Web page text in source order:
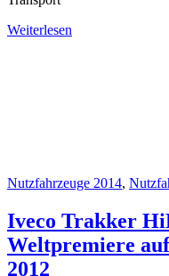
Weiterlesen
Nutzfahrzeuge 2014,
Iveco Trakker
Weltpremiere
2012